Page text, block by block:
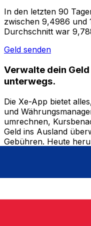
In den letzten 90
zwischen 9,4986 und
Durchschnitt war
Geld senden
Verwalte dein
unterwegs.
Die Xe-App bietet
und
umrechnen,
Geld ins Ausland
Gebühren. Heute